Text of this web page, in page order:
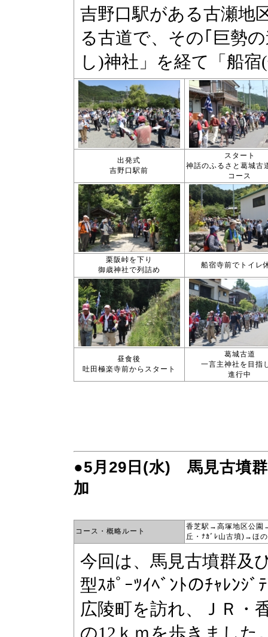
出発式
吉野口駅前
スタート
神話のふるさと葛城古
コース
栗阪峠を下り
御歳神社で列詰め
船宿寺前でトイレ
昼食後
吐田極楽寺前からスタート
葛城古道
一言主神社を目指
進行中
●5月29日(水) 馬見古墳群
加
コース・概略ルート
香芝駅→高塚地区公園
丘・ﾅｶﾞﾚ山古墳)→ほ